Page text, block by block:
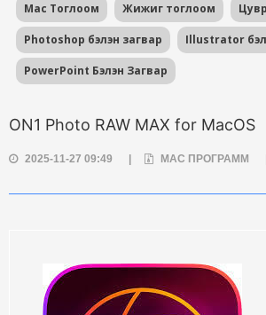
Mac Тоглоом Жижиг тоглоом
Photoshop бэлэн загвар Illustrator
PowerPoint Бэлэн Загвар
ON1 Photo RAW MAX for MacOS
2025-11-27 09:49 MAC ПРОГРАММ